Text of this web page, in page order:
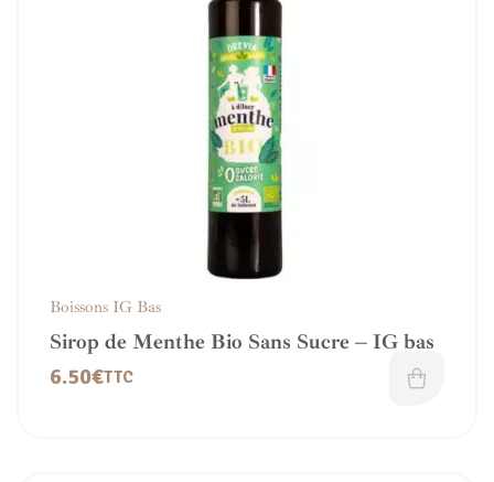
Boissons IG Bas
Sirop de Menthe Bio Sans Sucre – IG bas
6.50€TTC